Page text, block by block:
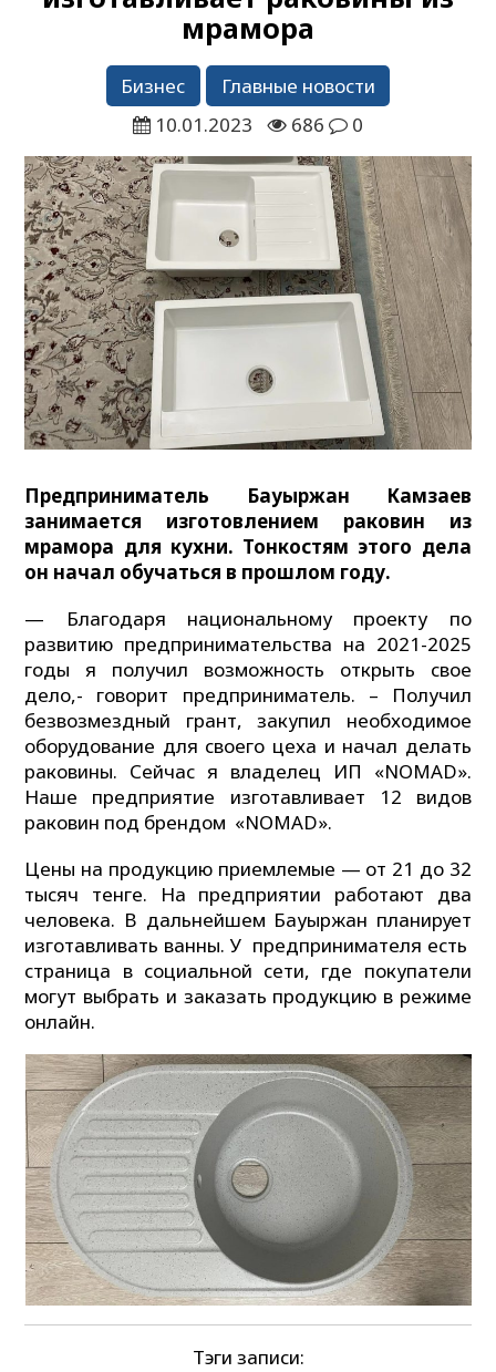
мрамора
Бизнес
Главные новости
10.01.2023
686 0
Предприниматель Бауыржан Камзаев
занимается изготовлением раковин из
мрамора для кухни. Тонкостям этого дела
он начал обучаться в прошлом году.
— Благодаря национальному проекту по
развитию предпринимательства на 2021-2025
годы я получил возможность открыть свое
дело,- говорит предприниматель. – Получил
безвозмездный грант, закупил необходимое
оборудование для своего цеха и начал делать
раковины. Сейчас я владелец ИП «NOMAD».
Наше предприятие изготавливает 12 видов
раковин под брендом «NOMAD».
Цены на продукцию приемлемые — от 21 до 32
тысяч тенге. На предприятии работают два
человека. В дальнейшем Бауыржан планирует
изготавливать ванны. У предпринимателя есть
страница в социальной сети, где покупатели
могут выбрать и заказать продукцию в режиме
онлайн.
Тэги записи: